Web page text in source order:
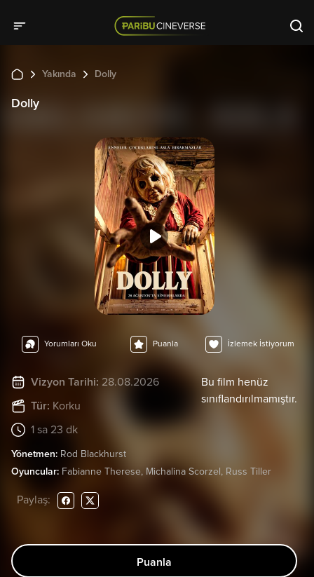
Yakında Dolly
Dolly
Yorumları Oku Puanla İzlemek İstiyorum
Vizyon Tarihi: 28.08.2026
Tür: Korku
1 sa 23 dk
Bu film henüz
sınıflandırılmamıştır.
Yönetmen: Rod Blackhurst
Oyuncular: Fabianne Therese, Michalina Scorzel, Russ Tiller
Paylaş:
Puanla